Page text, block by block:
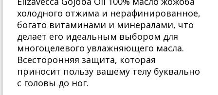
холодного отжима и нерафинированное,
богато витаминами и минералами, что
делает его идеальным выбором для
многоцелевого увлажняющего масла.
Всесторонняя защита, которая
приносит пользу вашему телу буквально
с головы до ног.